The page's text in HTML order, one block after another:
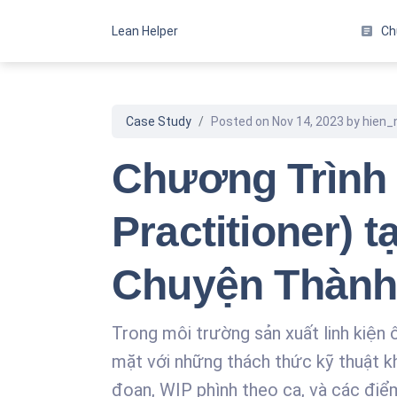
Lean Helper article
Lean Six Sigma
Khóa học Lean
Xem các khóa học
Khóa học Six
Xem các khóa học
Khóa học chuẩn ISO
Xem các khóa học
Khóa học dữ liệu
Khóa học kỹ năng
Case Study Posted on Nov 14, 2023 by
Chương Trình
Practitioner)
Chuyện
Trong môi trường sản xuất linh
mặt với những thách thức kỹ thuật
đoạn, WIP phình theo ca, và các